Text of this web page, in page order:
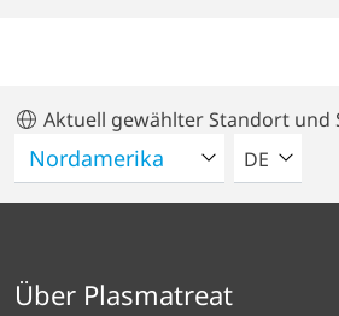
Aktuell gewählter Standort und
BITTE
DE
Über Plasmatreat